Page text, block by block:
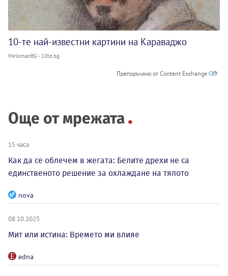
10-те най-известни картини на Караваджо
MelomanBG - 10te.bg
Препоръчано от Content Exchange
Още от мрежата
15 часа
Как да се облечем в жегата: Белите дрехи не са
единственото решение за охлаждане на тялото
nova
08.10.2025
Мит или истина: Времето ми влияе
edna